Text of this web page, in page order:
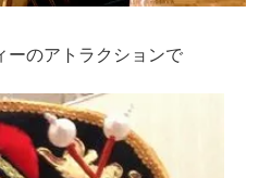
ーのアトラクションで